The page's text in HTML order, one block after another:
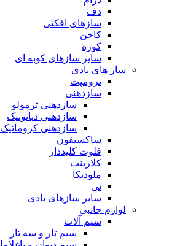
دف
سازهای افکتی
کاخن
کوزه
سایر سازهای کوبه ای
ساز های بادی
ترومپت
سازدهنی
سازدهنی ترمولو
سازدهنی دیاتونیک
سازدهنی کروماتیک
ساکسیفون
فلوت کلیددار
کلارینت
ملودیکا
نی
سایر سازهای بادی
لوازم جانبی
سیم آلات
سیم تار و سه تار